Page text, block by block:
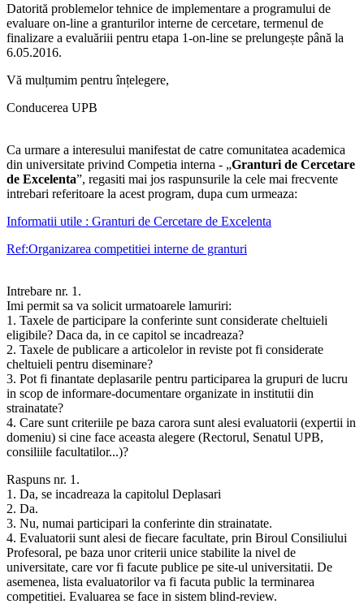
Datorită problemelor tehnice de implementare a programului de
evaluare on-line a granturilor interne de cercetare, termenul de
finalizare a evaluăriii pentru etapa 1-on-line se prelungește până la
6.05.2016.
Vă mulțumim pentru înțelegere,
Conducerea UPB
Ca urmare a interesului manifestat de catre comunitatea academica
din universitate privind Competia interna - „Granturi de Cercetare
de Excelenta”, regasiti mai jos raspunsurile la cele mai frecvente
intrebari referitoare la acest program, dupa cum urmeaza:
Informatii utile : Granturi de Cercetare de Excelenta
Ref:Organizarea competitiei interne de granturi
Intrebare nr. 1.
Imi permit sa va solicit urmatoarele lamuriri:
1. Taxele de participare la conferinte sunt considerate cheltuieli
eligibile? Daca da, in ce capitol se incadreaza?
2. Taxele de publicare a articolelor in reviste pot fi considerate
cheltuieli pentru diseminare?
3. Pot fi finantate deplasarile pentru participarea la grupuri de lucru
in scop de informare-documentare organizate in institutii din
strainatate?
4. Care sunt criteriile pe baza carora sunt alesi evaluatorii (expertii in
domeniu) si cine face aceasta alegere (Rectorul, Senatul UPB,
consiliile facultatilor...)?
Raspuns nr. 1.
1. Da, se incadreaza la capitolul Deplasari
2. Da.
3. Nu, numai participari la conferinte din strainatate.
4. Evaluatorii sunt alesi de fiecare facultate, prin Biroul Consiliului
Profesoral, pe baza unor criterii unice stabilite la nivel de
universitate, care vor fi facute publice pe site-ul universitatii. De
asemenea, lista evaluatorilor va fi facuta public la terminarea
competitiei. Evaluarea se face in sistem blind-review.